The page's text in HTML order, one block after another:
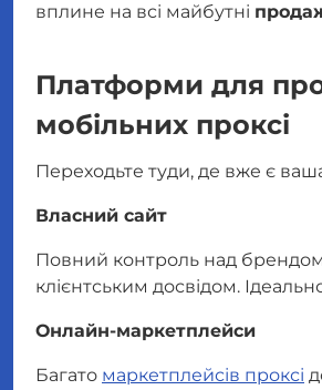
вплине на всі майбутні
Платформи для
мобільних проксі
Переходьте туди, де вже є
Власний сайт
Повний контроль над
клієнтським досвідом.
Онлайн-маркетплейси
Багато маркетплейсів проксі